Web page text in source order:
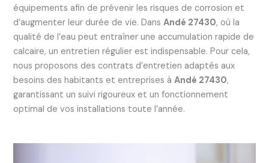
équipements afin de prévenir les risques de corrosion et
d’augmenter leur durée de vie. Dans Andé 27430, où la
qualité de l’eau peut entraîner une accumulation rapide de
calcaire, un entretien régulier est indispensable. Pour cela,
nous proposons des contrats d’entretien adaptés aux
besoins des habitants et entreprises à Andé 27430,
garantissant un suivi rigoureux et un fonctionnement
optimal de vos installations toute l’année.